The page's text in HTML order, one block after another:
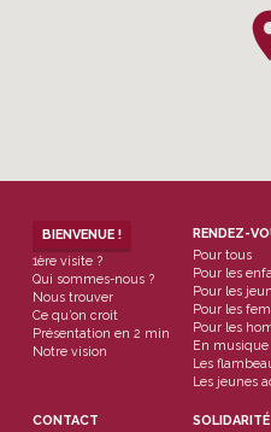
BIENVENUE !
1ère visite ?
Qui sommes-nous ?
Nous trouver
Ce qu’on croit
Présentation en 2 min
Notre vision
RENDEZ-
Pour tous
Pour les
Pour les
Pour les
Pour les
En musique
Les
Les jeunes
CONTACT SOLIDARITÉ